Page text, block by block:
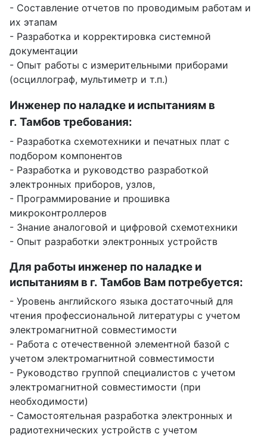
- Составление отчетов по проводимым работам и
их этапам
- Разработка и корректировка системной
документации
- Опыт работы с измерительными приборами
(осциллограф, мультиметр и т.п.)
Инженер по наладке и испытаниям в
г. Тамбов требования:
- Разработка схемотехники и печатных плат с
подбором компонентов
- Разработка и руководство разработкой
электронных приборов, узлов,
- Программирование и прошивка
микроконтроллеров
- Знание аналоговой и цифровой схемотехники
- Опыт разработки электронных устройств
Для работы инженер по наладке и
испытаниям в г. Тамбов Вам потребуется:
- Уровень английского языка достаточный для
чтения профессиональной литературы с учетом
электромагнитной совместимости
- Работа с отечественной элементной базой с
учетом электромагнитной совместимости
- Руководство группой специалистов с учетом
электромагнитной совместимости (при
необходимости)
- Самостоятельная разработка электронных и
радиотехнических устройств с учетом